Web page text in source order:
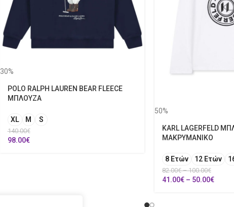
30%
POLO RALPH LAUREN BEAR FLEECE
ΜΠΛΟΥΖΑ
XL M S
140.00€
98.00€
50%
KARL LAGERFELD
ΜΑΚΡΥΜΑΝΙΚΟ
8 Ετών 12 Ετών
82.00€ – 100.00€
41.00€ – 50.00€